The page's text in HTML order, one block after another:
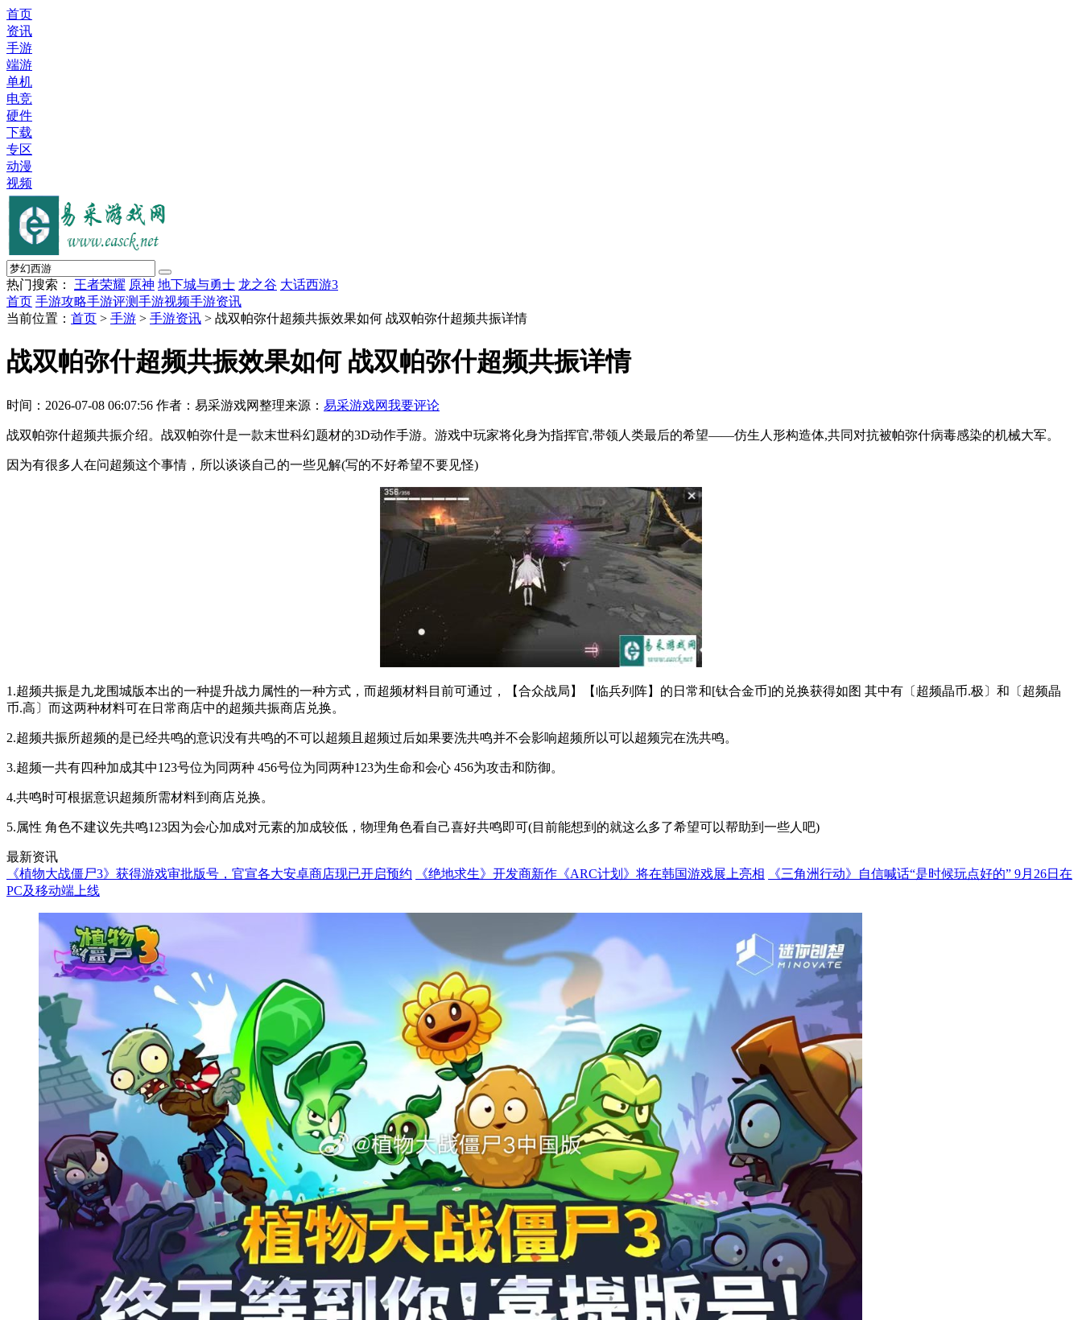
首页
资讯
手游
端游
单机
电竞
硬件
下载
专区
动漫
视频
热门搜索： 王者荣耀 原神 地下城与勇士 龙之谷 大话西游3
首页 手游攻略手游评测手游视频手游资讯
当前位置： 首页 > 手游 > 手游资讯 > 战双帕弥什超频共振效果如何 战双帕弥什超频共振详情
战双帕弥什超频共振效果如何 战双帕弥什超频共振详情
时间：2026-07-08 06:07:56 作者：易采游戏网整理来源： 易采游戏网我要评论
战双帕弥什超频共振介绍。战双帕弥什是一款末世科幻题材的3D动作手游。游戏中玩家将化身为指挥官,带领人类最后的希望——仿生人形构造体,共同对抗被帕弥什病毒感染的机械大军。
因为有很多人在问超频这个事情，所以谈谈自己的一些见解(写的不好希望不要见怪)
1.超频共振是九龙围城版本出的一种提升战力属性的一种方式，而超频材料目前可通过，【合众战局】【临兵列阵】的日常和[钛合金币]的兑换获得如图 其中有〔超频晶币.极〕和〔超频晶
币.高〕而这两种材料可在日常商店中的超频共振商店兑换。
2.超频共振所超频的是已经共鸣的意识没有共鸣的不可以超频且超频过后如果要洗共鸣并不会影响超频所以可以超频完在洗共鸣。
3.超频一共有四种加成其中123号位为同两种 456号位为同两种123为生命和会心 456为攻击和防御。
4.共鸣时可根据意识超频所需材料到商店兑换。
5.属性 角色不建议先共鸣123因为会心加成对元素的加成较低，物理角色看自己喜好共鸣即可(目前能想到的就这么多了希望可以帮助到一些人吧)
最新资讯
《植物大战僵尸3》获得游戏审批版号，官宣各大安卓商店现已开启预约
《绝地求生》开发商新作《ARC计划》将在韩国游戏展上亮相
《三角洲行动》自信喊话“是时候玩点好的” 9月26日在
PC及移动端上线